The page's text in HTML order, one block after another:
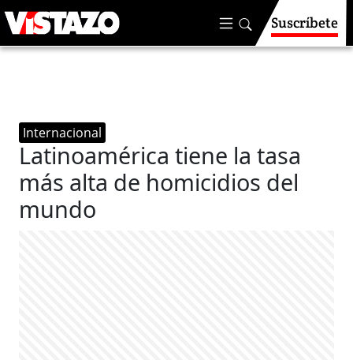
Suscríbete
Internacional
Latinoamérica tiene la tasa
más alta de homicidios del
mundo